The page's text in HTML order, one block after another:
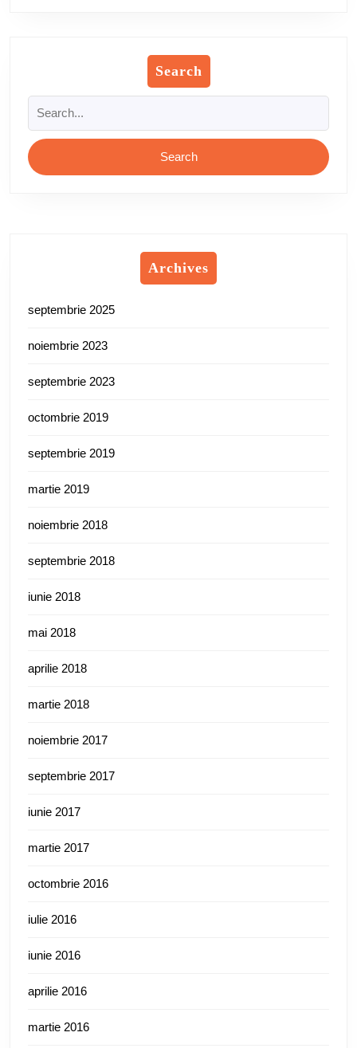
Search
for:
Archives
septembrie 2025
noiembrie 2023
septembrie 2023
octombrie 2019
septembrie 2019
martie 2019
noiembrie 2018
septembrie 2018
iunie 2018
mai 2018
aprilie 2018
martie 2018
noiembrie 2017
septembrie 2017
iunie 2017
martie 2017
octombrie 2016
iulie 2016
iunie 2016
aprilie 2016
martie 2016